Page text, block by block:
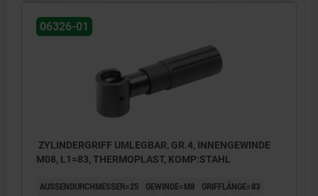
06326-01
ZYLINDERGRIFF UMLEGBAR, GR.4, INNENGEWINDE
M08, L1=83, THERMOPLAST, KOMP:STAHL
AUSSENDURCHMESSER=25 GEWINDE=M8
GRIFFLÄNGE=83